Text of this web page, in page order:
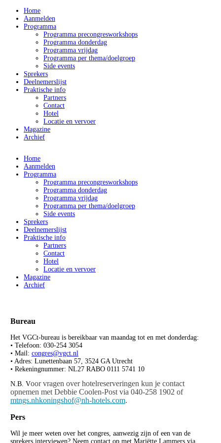
Home
Aanmelden
Programma
Programma precongresworkshops
Programma donderdag
Programma vrijdag
Programma per thema/doelgroep
Side events
Sprekers
Deelnemerslijst
Praktische info
Partners
Contact
Hotel
Locatie en vervoer
Magazine
Archief
Home
Aanmelden
Programma
Programma precongresworkshops
Programma donderdag
Programma vrijdag
Programma per thema/doelgroep
Side events
Sprekers
Deelnemerslijst
Praktische info
Partners
Contact
Hotel
Locatie en vervoer
Magazine
Archief
Bureau
Het VGCt-bureau is bereikbaar van maandag tot en met donderdag:
• Telefoon: 030-254 3054
• Mail: congres@vgct.nl
• Adres: Lunettenbaan 57, 3524 GA Utrecht
• Rekeningnummer: NL27 RABO 0111 5741 10
N.B. Voor vragen over hotelreserveringen kun je contact
opnemen met Debbie Coolen-Post via 040-258 1902 of
mtngs.nhkoningshof@nh-hotels.com.
Pers
Wil je meer weten over het congres, aanwezig zijn of een van de
sprekers interviewen? Neem contact op met Mariëtte Lammers via